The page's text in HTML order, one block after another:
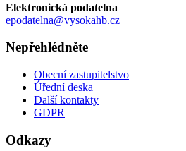
Elektronická podatelna
epodatelna@vysokahb.cz
Nepřehlédněte
Obecní zastupitelstvo
Úřední deska
Další kontakty
GDPR
Odkazy